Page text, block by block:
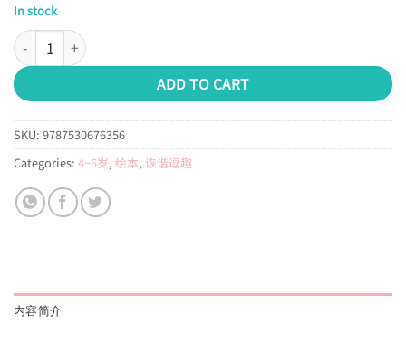
In stock
猩猩大先生 quantity
ADD TO CART
SKU: 9787530676356
Categories: 4~6岁, 绘本, 诙谐逗趣
内容简介